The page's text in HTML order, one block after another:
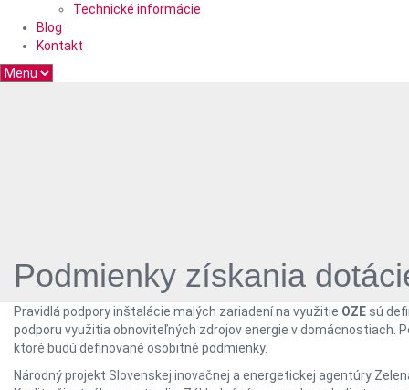
Technické informácie
Blog
Kontakt
Podmienky získania
Pravidlá podpory inštalácie malých zariadení na využitie OZE sú
podporu využitia obnoviteľných zdrojov energie v domácnostiach.
ktoré budú definované osobitné podmienky.
Národný projekt Slovenskej inovačnej a energetickej agentúry